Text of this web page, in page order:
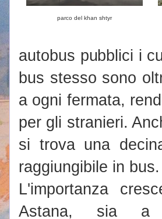
parco del khan shtyr
autobus pubblici i
bus stesso sono
a ogni fermata,
per gli stranieri.
si trova una
raggiungibile in bus.
L'importanza
Astana, sia a